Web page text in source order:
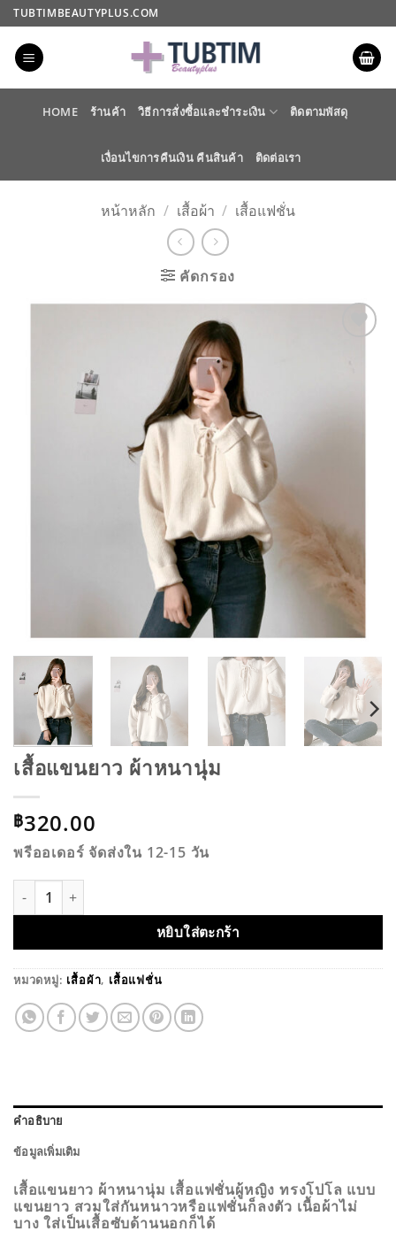
ข้าม
ไป
เนื้อหา
TUBTIMBEAUTYPLUS.COM
HOME ร้านค้า วิธีการสั่งซื้อและชำระเงิน ติดตามพัสดุ
เงื่อนไขการคืนเงิน คืนสินค้า ติดต่อเรา
หน้าหลัก / เสื้อผ้า / เสื้อแฟชั่น
คัดกรอง
เสื้อแขนยาว ผ้าหนานุ่ม
฿320.00
พรีออเดอร์ จัดส่งใน 12-15 วัน
จำนวน เสื้อแขนยาว ผ้าหนานุ่ม ชิ้น
หยิบใส่ตะกร้า
หมวดหมู่: เสื้อผ้า, เสื้อแฟชั่น
คำอธิบาย
ข้อมูลเพิ่มเติม
เสื้อแขนยาว ผ้าหนานุ่ม เสื้อแฟชั่นผู้หญิง ทรงโปโล แบบ
แขนยาว สวมใส่กันหนาวหรือแฟชั่นก็ลงตัว เนื้อผ้าไม่
บาง ใส่เป็นเสื้อซับด้านนอกก็ได้